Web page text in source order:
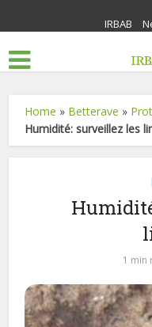
IRBAB
Home » Betterave »
Humidité: surveillez les
1 min